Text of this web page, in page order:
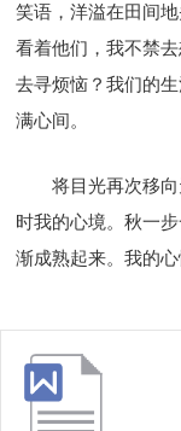
笑语，洋溢在田间
看着他们，我不禁
去寻烦恼？我们的
满心间。
将目光再次移
时我的心境。秋一
渐成熟起来。我的